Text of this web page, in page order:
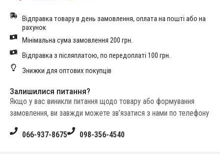
Відправка товару в день замовлення, оплата на пошті або на
рахунок
Мінімальна сума замовлення 200 грн.
Відправка з післяплатою, по передоплаті 100 грн.
Знижки для оптових покупців
Залишилися питання?
Якщо у вас виникли питання щодо товару або формування
замовлення, ви завжди можете зв’язатися з нами по телефону
066-937-8675 098-356-4540